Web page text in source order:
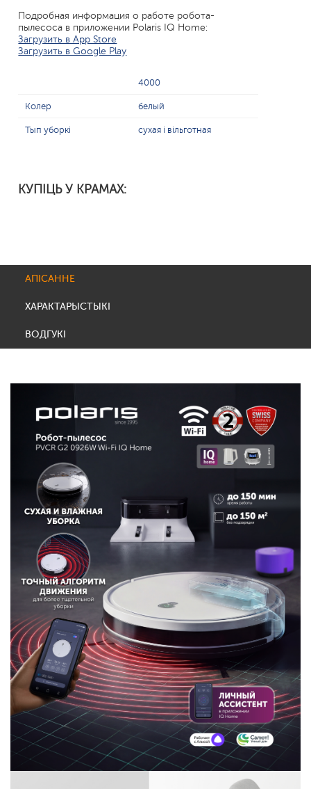
Подробная информация о работе робота-
пылесоса в приложении Polaris IQ Home:
Загрузить в App Store
Загрузить в Google Play
4000
Колер белый
Тып уборкі сухая і вільготная
КУПІЦЬ У КРАМАХ:
АПІСАННЕ
ХАРАКТАРЫСТЫКІ
ВОДГУКІ